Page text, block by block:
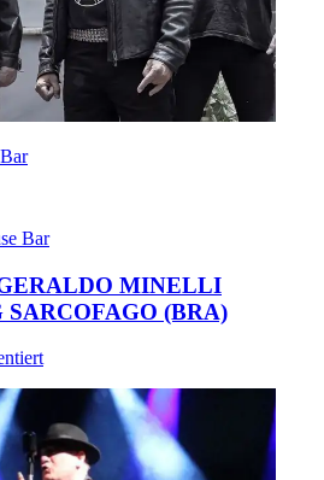
Bar
MINELLI
(BRA)